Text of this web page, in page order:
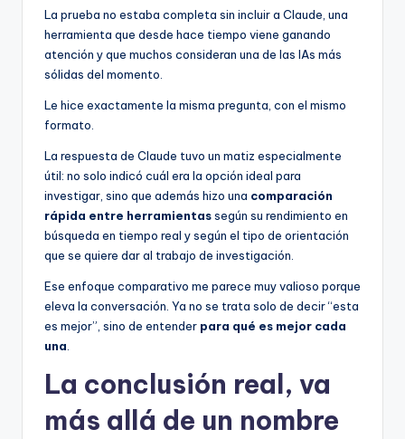
La prueba no estaba completa sin incluir a Claude, una
herramienta que desde hace tiempo viene ganando
atención y que muchos consideran una de las IAs más
sólidas del momento.
Le hice exactamente la misma pregunta, con el mismo
formato.
La respuesta de Claude tuvo un matiz especialmente
útil: no solo indicó cuál era la opción ideal para
investigar, sino que además hizo una comparación
rápida entre herramientassegún su rendimiento en
búsqueda en tiempo real y según el tipo de orientación
que se quiere dar al trabajo de investigación.
Ese enfoque comparativo me parece muy valioso porque
eleva la conversación. Ya no se trata solo de decir “esta
es mejor”, sino de entender para qué es mejor cada
una
La conclusión real, va
más allá de un nombre